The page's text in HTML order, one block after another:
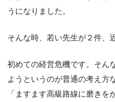
うになりました。
そんな時、若い先生が２件、
初めての経営危機です。そん
ようというのが普通の考え方
「ますます高級路線に磨きを